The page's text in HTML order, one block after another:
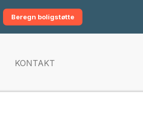
Beregn boligstøtte
KONTAKT